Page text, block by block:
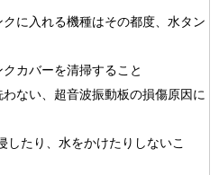
に入れる機種はその都度、水タン
カバーを清掃すること
ない、超音波振動板の損傷原因に
したり、水をかけたりしないこ